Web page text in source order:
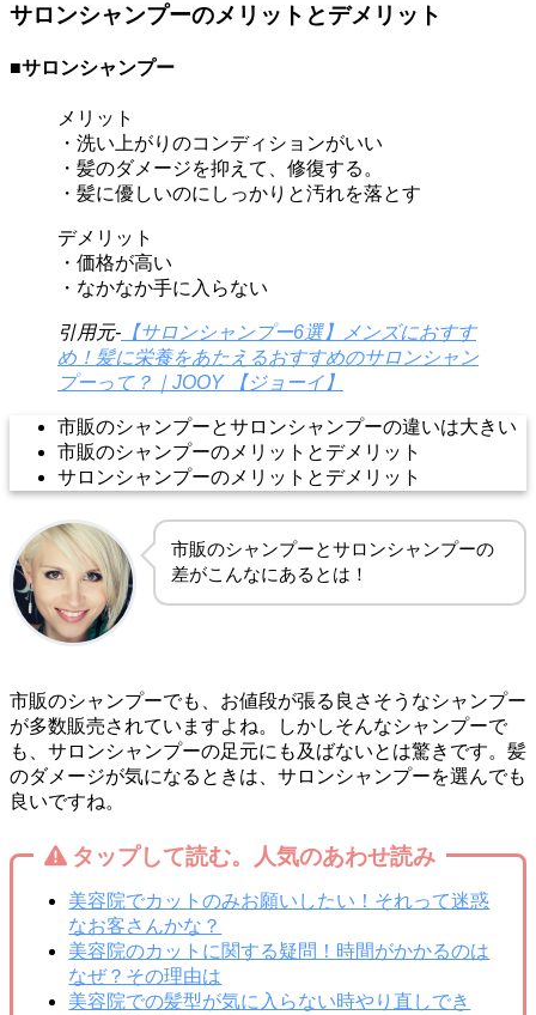
サロンシャンプーのメリットとデメリット
■サロンシャンプー
メリット
・洗い上がりのコンディションがいい
・髪のダメージを抑えて、修復する。
・髪に優しいのにしっかりと汚れを落とす
デメリット
・価格が高い
・なかなか手に入らない
引用元- 【サロンシャンプー6選】メンズにおすす
め！髪に栄養をあたえるおすすめのサロンシャン
プーって？｜JOOY 【ジョーイ】
市販のシャンプーとサロンシャンプーの違いは大きい
市販のシャンプーのメリットとデメリット
サロンシャンプーのメリットとデメリット
市販のシャンプーとサロンシャンプーの
差がこんなにあるとは！
市販のシャンプーでも、お値段が張る良さそうなシャンプー
が多数販売されていますよね。しかしそんなシャンプーで
も、サロンシャンプーの足元にも及ばないとは驚きです。髪
のダメージが気になるときは、サロンシャンプーを選んでも
良いですね。
タップして読む。人気のあわせ読み
美容院でカットのみお願いしたい！それって迷惑
なお客さんかな？
美容院のカットに関する疑問！時間がかかるのは
なぜ？その理由は
美容院での髪型が気に入らない時やり直しでき